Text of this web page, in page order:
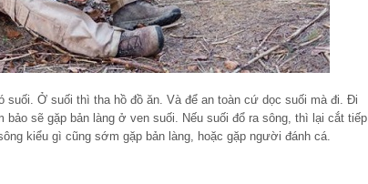
suối. Ở suối thì tha hồ đồ ăn. Và để an toàn cứ dọc suối mà đi. Đi
bảo sẽ gặp bản làng ở ven suối. Nếu suối đổ ra sông, thì lại cắt tiếp
kiểu gì cũng sớm gặp bản làng, hoặc gặp người đánh cá.